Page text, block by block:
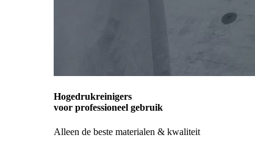
Hogedrukreinigers
voor professioneel gebruik
Alleen de beste materialen & kwaliteit